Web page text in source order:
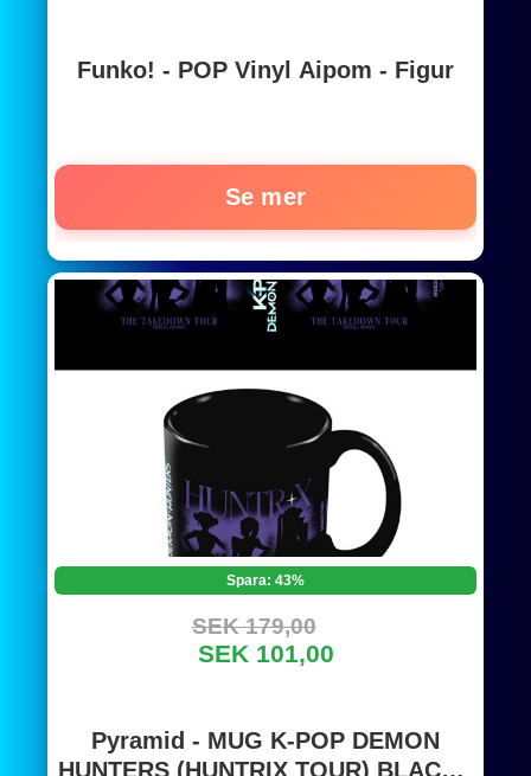
Funko! - POP Vinyl Aipom - Figur
Se mer
Spara: 43%
SEK 179,00
SEK 101,00
Pyramid - MUG K-POP DEMON
HUNTERS (HUNTRIX TOUR) BLACK -